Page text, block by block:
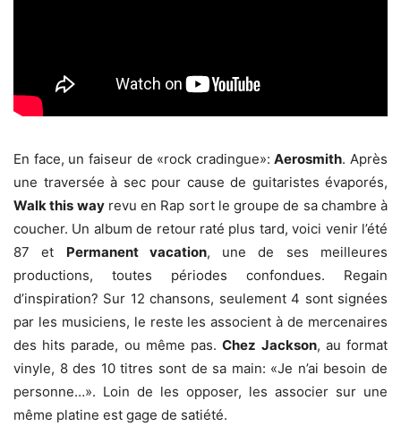
En face, un faiseur de «rock cradingue»:Aerosmith. Après
une traversée à sec pour cause de guitaristes évaporés,
Walk this wayrevu en Rap sort le groupe de sa chambre à
coucher. Un album de retour raté plus tard, voici venir l’été
87 et Permanent vacation, une de ses meilleures
productions, toutes périodes confondues. Regain
d’inspiration? Sur 12 chansons, seulement 4 sont signées
par les musiciens, le reste les associent à de mercenaires
des hits parade, ou même pas.Chez Jackson, au format
vinyle, 8 des 10 titres sont de sa main: «Je n’ai besoin de
personne…». Loin de les opposer, les associer sur une
même platine est gage de satiété.